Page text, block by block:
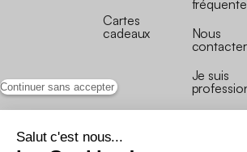
Continuer sans accepter
Salut c'est nous...
Cartes
cadeaux
Nous
contacter
Je suis